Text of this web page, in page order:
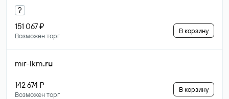
?
151 067 ₽
Возможен торг
В корзину
mir-lkm.ru
142 674 ₽
Возможен торг
В корзину